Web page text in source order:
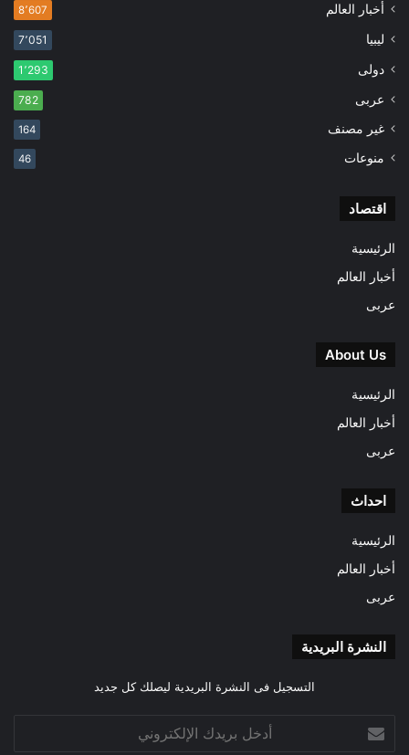
أخبار العالم 8٬607
ليبيا 7٬051
دولى 1٬293
عربى 782
غير مصنف 164
منوعات 46
اقتصاد
الرئيسية
أخبار العالم
عربى
About Us
الرئيسية
أخبار العالم
عربى
احداث
الرئيسية
أخبار العالم
عربى
النشرة البريدية
التسجيل فى النشرة البريدية ليصلك كل جديد
بريدك